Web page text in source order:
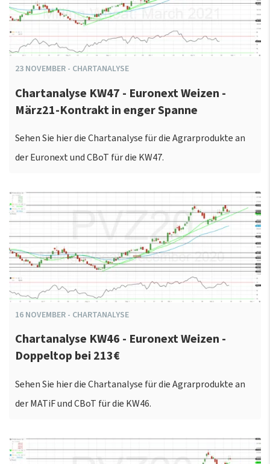
23 NOVEMBER - CHARTANALYSE
Chartanalyse KW47 - Euronext Weizen -
März21-Kontrakt in enger Spanne
Sehen Sie hier die Chartanalyse für die Agrarprodukte an
der Euronext und CBoT für die KW47.
16 NOVEMBER - CHARTANALYSE
Chartanalyse KW46 - Euronext Weizen -
Doppeltop bei 213€
Sehen Sie hier die Chartanalyse für die Agrarprodukte an
der MATiF und CBoT für die KW46.